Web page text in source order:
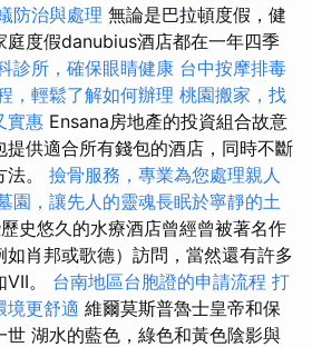
防治與處理 無論是巴拉頓度假，健
庭度假danubius酒店都在一年四季
診所，確保眼睛健康 台中按摩排毒
，輕鬆了解如何辦理 桃園搬家，找
實惠 Ensana房地產的投資組合故意
提供適合所有錢包的酒店，同時不斷
。 撿骨服務，專業為您處理親人
園，讓先人的靈魂長眠於寧靜的土
史悠久的水療酒店曾經曾被著名作
如肖邦或歌德）訪問，當然還有許多
。 台南地區台胞證的申請流程 打
境更舒適 維爾莫斯普魯士皇帝和保
世 湖水的藍色，綠色和黃色陰影與